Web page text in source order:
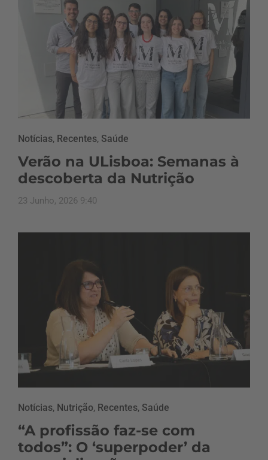
Notícias, Recentes, Saúde
Verão na ULisboa: Semanas à
descoberta da Nutrição
23 Junho, 2026 9:40
Notícias, Nutrição, Recentes, Saúde
“A profissão faz-se com
todos”: O ‘superpoder’ da